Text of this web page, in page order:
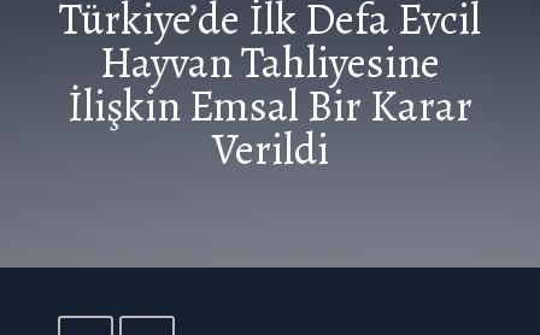
Türkiye’de İlk Defa Evcil
Hayvan Tahliyesine
İlişkin Emsal Bir Karar
Verildi